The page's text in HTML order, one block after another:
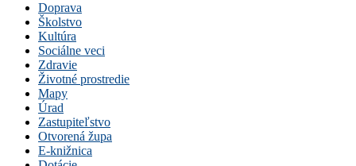
Doprava
Školstvo
Kultúra
Sociálne veci
Zdravie
Životné prostredie
Mapy
Úrad
Zastupiteľstvo
Otvorená župa
E-knižnica